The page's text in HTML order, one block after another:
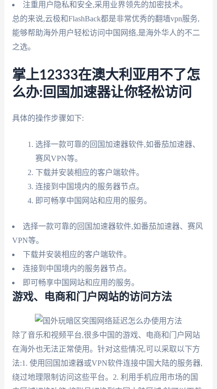
注重用户隐私和安全,采用业界领先的加密技术。
总的来说,云极和FlashBack都是非常优秀的翻墙vpn服务,
能够帮助海外用户轻松访问中国网络,是海外华人的不二
之选。
掌上12333在澳大利亚用不了怎
么办:回国加速器让你轻松访问
具体的操作步骤如下:
选择一款可靠的回国加速器软件,如番茄加速器、
赛风VPN等。
下载并安装相应的客户端软件。
连接到中国境内的服务器节点。
即可畅享中国网站和应用的服务。
选择一款可靠的回国加速器软件,如番茄加速器、赛风
VPN等。
下载并安装相应的客户端软件。
连接到中国境内的服务器节点。
即可畅享中国网站和应用的服务。
游戏、电商和门户网站的访问方法
除了音乐和视频平台,很多中国的游戏、电商和门户网站
在海外也无法正常使用。针对这些情况,可以采取以下方
法:1. 使用回国加速器或VPN软件连接中国大陆的服务器,
绕过地理限制访问这些平台。2. 利用手机应用市场的国